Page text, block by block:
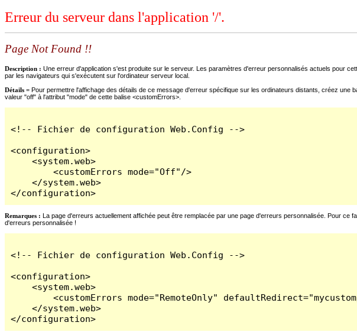
Erreur du serveur dans l'application '/'.
Page Not Found !!
Description : Une erreur d'application s'est produite sur le serveur. Les paramètres d'erreur personnalisés actuels pour
par les navigateurs qui s'exécutent sur l'ordinateur serveur local.
Détails = Pour permettre l'affichage des détails de ce message d'erreur spécifique sur les ordinateurs distants, créez
valeur "off" à l'attribut "mode" de cette balise <customErrors>.
<!-- Fichier de configuration Web.Config -->
<configuration>
    <system.web>
        <customErrors mode="Off"/>
    </system.web>
</configuration>
Remarques : La page d'erreurs actuellement affichée peut être remplacée par une page d'erreurs personnalisée. Pour ce
d'erreurs personnalisée !
<!-- Fichier de configuration Web.Config -->
<configuration>
    <system.web>
<customErrors mode="RemoteOnly"
    </system.web>
</configuration>